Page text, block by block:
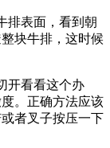
排表面，看到朝
块牛排，这时候
开看看这个办
。正确方法应该
者叉子按压一下